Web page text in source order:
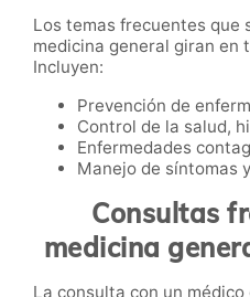
Los temas frecuentes que
medicina general giran en
Incluyen:
Prevención de
Control de la salud,
Enfermedades
Manejo de síntomas
Consultas
medicina
La consulta con un